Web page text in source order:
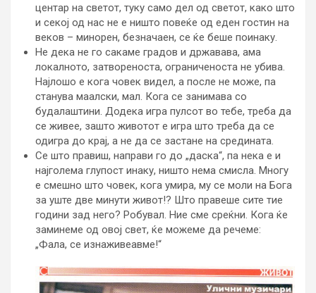
центар на светот, туку само дел од светот, како што
и секој од нас не е ништо повеќе од еден гостин на
веков – минорен, безначаен, се ќе беше поинаку.
Не дека не го сакаме градов и државава, ама
локалното, затвореноста, ограниченоста не убива.
Најлошо е кога човек видел, а после не може, па
станува маалски, мал. Кога се занимава со
будалаштини. Додека игра пулсот во тебе, треба да
се живее, зашто животот е игра што треба да се
одигра до крај, а не да се застане на средината.
Се што правиш, направи го до „даска“, па нека е и
најголема глупост инаку, ништо нема смисла. Многу
е смешно што човек, кога умира, му се моли на Бога
за уште две минути живот!? Што правеше сите тие
години зад него? Робувал. Ние сме среќни. Кога ќе
заминеме од овој свет, ќе можеме да речеме:
„Фала, се изнаживеавме!“